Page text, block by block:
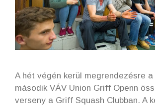
A hét végén kerül megrendezésre a
második VÁV Union Griff Openn
verseny a Griff Squash Clubban. A